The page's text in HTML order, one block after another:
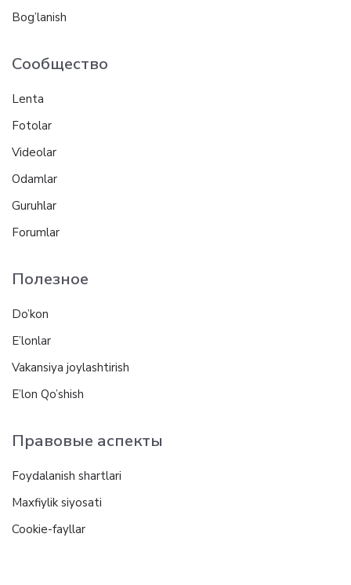
Bog’lanish
Сообщество
Lenta
Fotolar
Videolar
Odamlar
Guruhlar
Forumlar
Полезное
Do’kon
E’lonlar
Vakansiya joylashtirish
E’lon Qo’shish
Правовые аспекты
Foydalanish shartlari
Maxfiylik siyosati
Cookie-fayllar